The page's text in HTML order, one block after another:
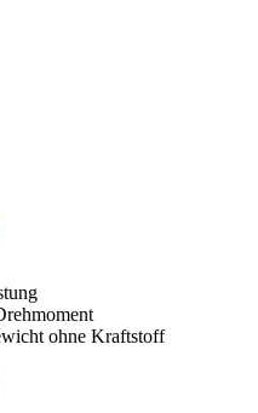
ohne Kraftstoff